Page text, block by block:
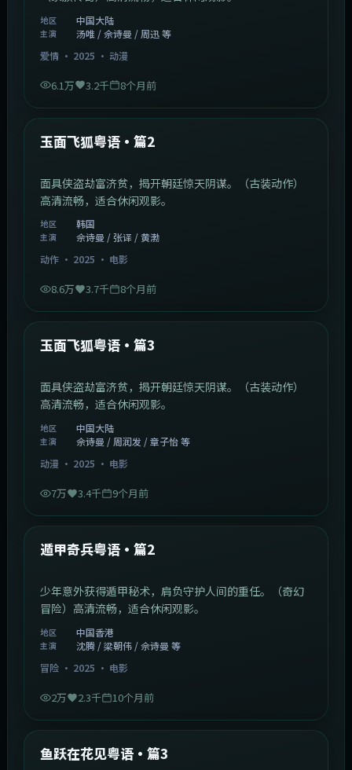
地区 中国大陆
主演
汤唯 / 佘诗曼 / 周迅 等
爱情· 2025 · 动漫
6.1万 3.2千 8个月前
最新
玉面飞狐粤语·篇2
面具侠盗劫富济贫，揭开朝廷惊天阴谋。（古装动作）
高清流畅，适合休闲观影。
地区 韩国
主演
佘诗曼 / 张译 / 黄渤
动作· 2025 · 电影
8.6万 3.7千 8个月前
最新
玉面飞狐粤语·篇3
面具侠盗劫富济贫，揭开朝廷惊天阴谋。（古装动作）
高清流畅，适合休闲观影。
地区 中国大陆
主演
佘诗曼 / 周润发 / 章子怡 等
动漫 · 2025 · 电影
7万 3.4千 9个月前
最新
遁甲奇兵粤语·篇2
少年意外获得遁甲秘术，肩负守护人间的重任。（奇幻
冒险）高清流畅，适合休闲观影。
地区 中国香港
主演
沈腾 / 梁朝伟 / 佘诗曼 等
冒险· 2025 · 电影
2万 2.3千 10个月前
最新
鱼跃在花见粤语·篇3